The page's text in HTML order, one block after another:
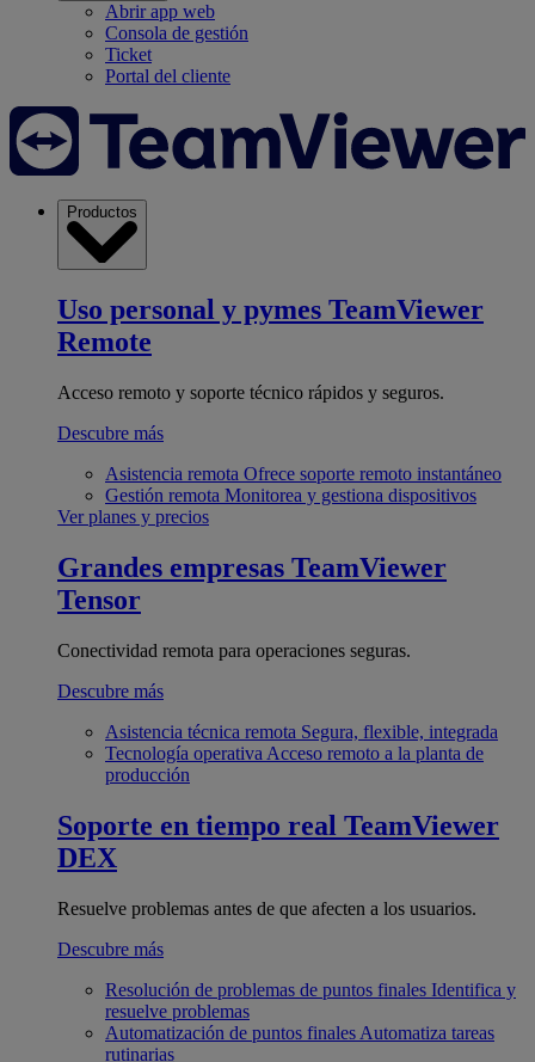
Abrir app web
Consola de gestión
Ticket
Portal del cliente
Productos
Uso personal y pymes TeamViewer
Remote
Acceso remoto y soporte técnico rápidos y seguros.
Descubre más
Asistencia remota Ofrece soporte remoto instantáneo
Gestión remota Monitorea y gestiona dispositivos
Ver planes y precios
Grandes empresas TeamViewer
Tensor
Conectividad remota para operaciones seguras.
Descubre más
Asistencia técnica remota Segura, flexible, integrada
Tecnología operativa Acceso remoto a la planta de
producción
Soporte en tiempo real TeamViewer
DEX
Resuelve problemas antes de que afecten a los usuarios.
Descubre más
Resolución de problemas de puntos finales Identifica y
resuelve problemas
Automatización de puntos finales Automatiza tareas
rutinarias